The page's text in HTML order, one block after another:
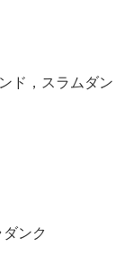
ド，スラムダン
ンク